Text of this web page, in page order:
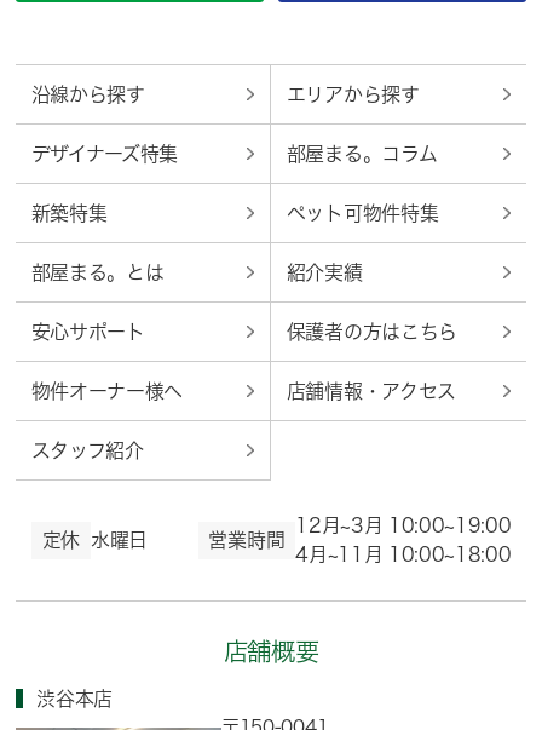
沿線から探す エリアから探す
デザイナーズ特集 部屋まる。コラム
新築特集 ペット可物件特集
部屋まる。とは 紹介実績
安心サポート 保護者の方はこちら
物件オーナー様へ 店舗情報・アクセス
スタッフ紹介
定休 水曜日 営業時間
12月~3月 10:00~19:00
4月~11月 10:00~18:00
店舗概要
渋谷本店